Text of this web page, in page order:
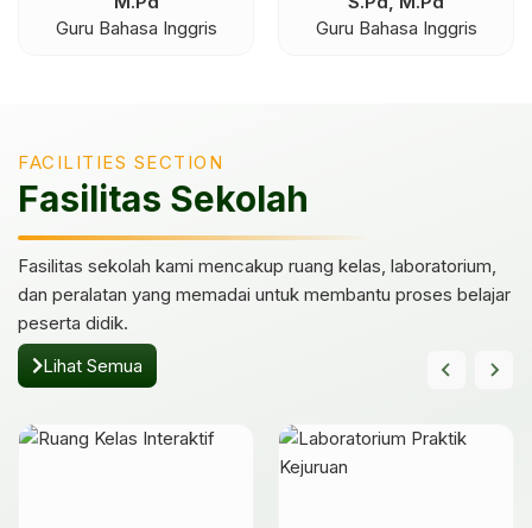
Guru Bahasa Inggris
Guru Bahasa Inggris
FACILITIES SECTION
Fasilitas Sekolah
Fasilitas sekolah kami mencakup ruang kelas, laboratorium,
dan peralatan yang memadai untuk membantu proses belajar
peserta didik.
Lihat Semua